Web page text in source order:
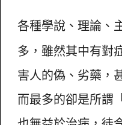
各種學說、理論、
多，雖然其中有對
害人的偽、劣藥，
而最多的卻是所謂